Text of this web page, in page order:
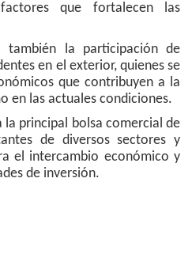
que fortalecen las
la participación de
en el exterior, quienes se
que contribuyen a la
en las actuales condiciones.
la principal bolsa comercial de
de diversos sectores y
el intercambio económico y
de inversión.